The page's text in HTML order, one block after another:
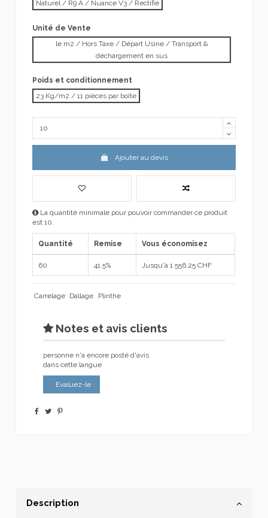
Naturel / R9 A / Nuance V3 / Rectifié
Unité de Vente
le m2 / Hors Taxe / Départ Usine / Transport &
déchargement en sus
Poids et conditionnement
23 Kg/m2 / 11 pièces par boîte
Ajouter au devis
La quantité minimale pour pouvoir commander ce produit
est 10.
Quantité Remise Vous économisez
60 41.5% Jusqu'à 1 556,25 CHF
Carrelage Dallage Plinthe
Notes et avis clients
personne n'a encore posté d'avis
dans cette langue
Evaluez-le
Description